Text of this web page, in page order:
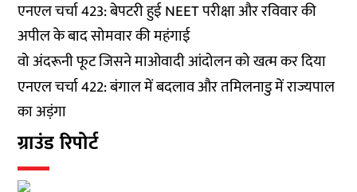
एनएल चर्चा 423: बेपटरी हुई NEET परीक्षा और रविवार की
अपील के बाद सोमवार की महंगाई
वो अंदरूनी फूट जिसने माओवादी आंदोलन को खत्म कर दिया
एनएल चर्चा 422: बंगाल में बदलाव और तमिलनाडु में राज्यपाल
का अड़ंगा
ग्राउंड​ रिपोर्ट